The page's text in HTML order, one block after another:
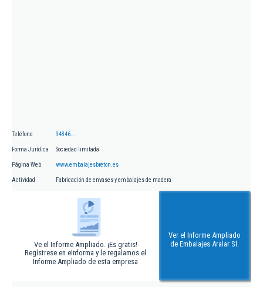
Teléfono 94846...
Forma Jurídica Sociedad limitada
Página Web www.embalajesbreton.es
Actividad Fabricación de envases y embalajes de madera
Ve el Informe Ampliado. ¡Es gratis!
Regístrese en eInforma y le regalamos el
Informe Ampliado de esta empresa
Ver el Informe Ampliado
de Embalajes Aralar Sl.